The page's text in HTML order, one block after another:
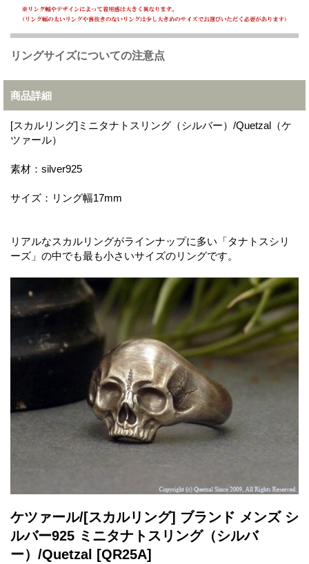
リングサイズについての注意点
商品詳細
[スカルリング]ミニタナトスリング（シルバー）/Quetzal（ケ
ツァール）
素材：silver925
サイズ：リング幅17mm
リアルなスカルリングがラインナップに多い「タナトスシリ
ーズ」の中でも最も小さいサイズのリングです。
ケツァール/[スカルリング] ブランド メンズ シ
ルバー925 ミニタナトスリング（シルバ
ー）/Quetzal
[QR25A]